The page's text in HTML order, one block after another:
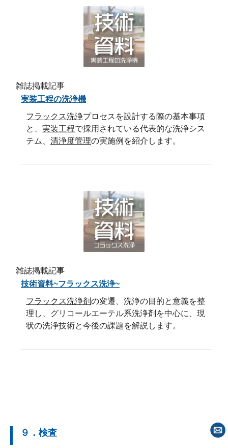
雑誌掲載記事
実装工程の洗浄機
フラックス洗浄プロセスを設計する際の基本事項
と、 実装工程で採用されている代表的な洗浄シス
テム、 清浄度管理の実施例を紹介します。
雑誌掲載記事
技術資料~フラックス洗浄~
フラックス洗浄剤の変遷、洗浄の目的と意義を整
理し、グリコールエーテル系洗浄剤を中心に、現
状の洗浄技術と今後の課題を解説します。
９．検査